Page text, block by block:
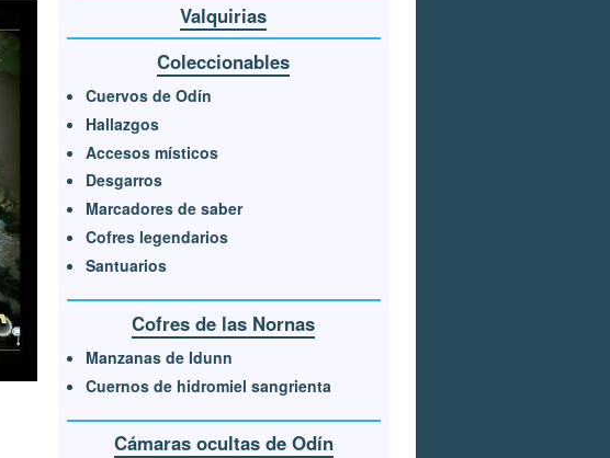
Valquirias
Coleccionables
Cuervos de Odín
Hallazgos
Accesos místicos
Desgarros
Marcadores de saber
Cofres legendarios
Santuarios
Cofres de las Nornas
Manzanas de Idunn
Cuernos de hidromiel sangrienta
Cámaras ocultas de Odín